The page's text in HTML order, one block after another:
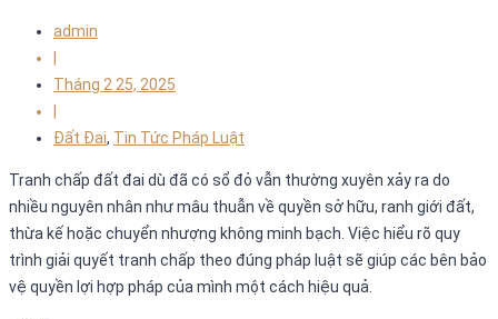
admin
Tháng 2 25, 2025
Đất Đai, Tin Tức Pháp Luật
Tranh chấp đất đai dù đã có sổ đỏ vẫn thường xuyên xảy ra do
nhiều nguyên nhân như mâu thuẫn về quyền sở hữu, ranh giới đất,
thừa kế hoặc chuyển nhượng không minh bạch. Việc hiểu rõ quy
trình giải quyết tranh chấp theo đúng pháp luật sẽ giúp các bên bảo
vệ quyền lợi hợp pháp của mình một cách hiệu quả.